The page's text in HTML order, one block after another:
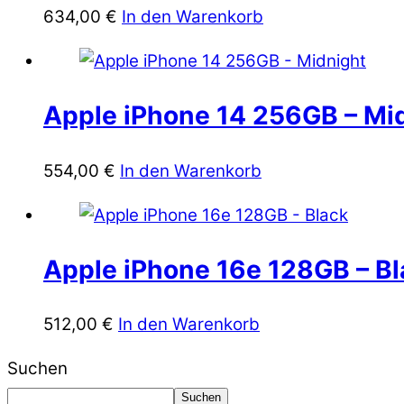
634,00 € In den Warenkorb
Apple iPhone 14 256GB –
554,00 € In den Warenkorb
Apple iPhone 16e 128GB –
512,00 € In den Warenkorb
Suchen
Suchen